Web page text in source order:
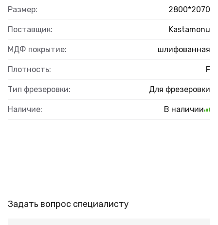
Размер: 2800*2070
Поставщик: Kastamonu
МДФ покрытие: шлифованная
Плотность: F
Тип фрезеровки: Для фрезеровки
Наличие: В наличии
Задать вопрос специалисту